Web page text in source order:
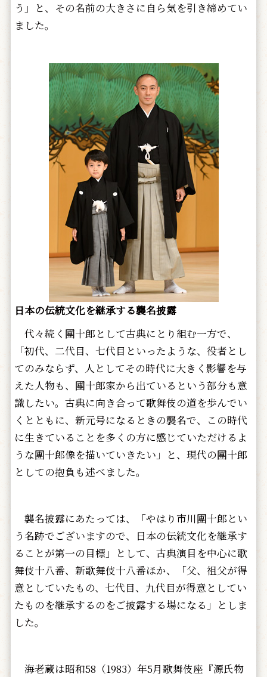
う」と、その名前の大きさに自ら気を引き締めてい
ました。
日本の伝統文化を継承する襲名披露
代々続く團十郎として古典にとり組む一方で、
「初代、二代目、七代目といったような、役者とし
てのみならず、人としてその時代に大きく影響を与
えた人物も、團十郎家から出ているという部分も意
識したい。古典に向き合って歌舞伎の道を歩んでい
くとともに、新元号になるときの襲名で、この時代
に生きていることを多くの方に感じていただけるよ
うな團十郎像を描いていきたい」と、現代の團十郎
としての抱負も述べました。
襲名披露にあたっては、「やはり市川團十郎とい
う名跡でございますので、日本の伝統文化を継承す
ることが第一の目標」として、古典演目を中心に歌
舞伎十八番、新歌舞伎十八番ほか、「父、祖父が得
意としていたもの、七代目、九代目が得意としてい
たものを継承するのをご披露する場になる」としま
した。
海老蔵は昭和58（1983）年5月歌舞伎座『源氏物